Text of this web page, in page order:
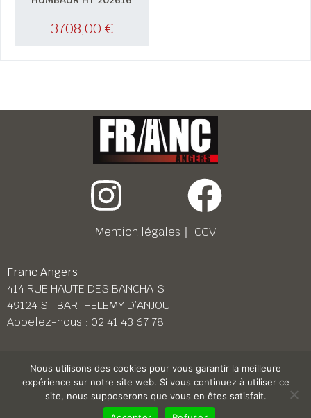
3708,00 €
Mention légales ｜ CGV
Franc Angers
414 RUE HAUTE DES BANCHAIS
49124 ST BARTHELEMY D’ANJOU
Appelez-nous : 02 41 43 67 78
Franc Le Mans
158 BD PIERRE LEFAUCHEUX
72230 ARNAGE
02 43 87 38 08
Nous utilisons des cookies pour vous garantir la meilleure
expérience sur notre site web. Si vous continuez à utiliser ce
site, nous supposerons que vous en êtes satisfait.